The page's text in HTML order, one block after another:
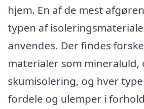
hjem. En af de mest
typen af
anvendes. Der findes
materialer som mineraluld,
skumisolering, og hver
fordele og ulemper i